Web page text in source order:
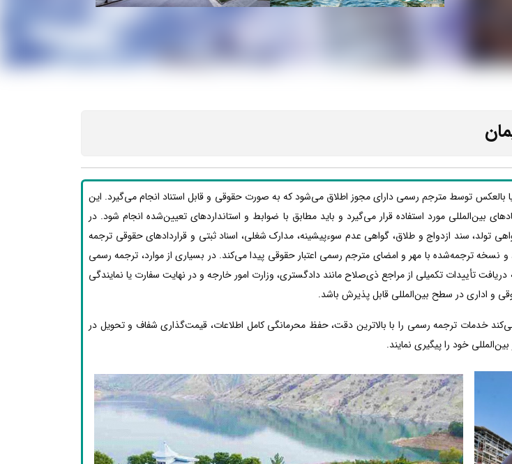
یا بالعکس توسط مترجم رسمی دارای مجوز اطلاق می‌شود که به صورت حقوقی و قابل استناد انجام می‌گیرد. این
بین‌المللی مورد استفاده قرار می‌گیرد و باید مطابق با ضوابط و استانداردهای تعیین‌شده انجام شود. در
تولد، سند ازدواج و طلاق، گواهی عدم سوءپیشینه، مدارک شغلی، اسناد ثبتی و قراردادهای حقوقی ترجمه
ترجمه‌شده با مهر و امضای مترجم رسمی اعتبار حقوقی پیدا می‌کند. در بسیاری از موارد، ترجمه رسمی
تأییدات تکمیلی از مراجع ذی‌صلاح مانند دادگستری، وزارت امور خارجه و در نهایت سفارت یا نمایندگی
و اداری در سطح بین‌المللی قابل پذیرش باشد.
خدمات ترجمه رسمی را با بالاترین دقت، حفظ محرمانگی کامل اطلاعات، قیمت‌گذاری شفاف و تحویل در
خود را پیگیری نمایند.